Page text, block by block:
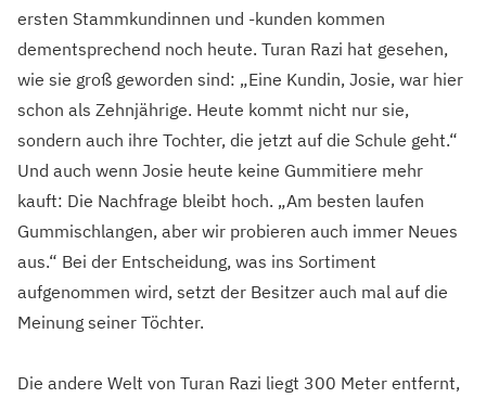
ersten Stammkundinnen und -kunden kommen
dementsprechend noch heute. Turan Razi hat gesehen,
wie sie groß geworden sind: „Eine Kundin, Josie, war hier
schon als Zehnjährige. Heute kommt nicht nur sie,
sondern auch ihre Tochter, die jetzt auf die Schule geht.“
Und auch wenn Josie heute keine Gummitiere mehr
kauft: Die Nachfrage bleibt hoch. „Am besten laufen
Gummischlangen, aber wir probieren auch immer Neues
aus.“ Bei der Entscheidung, was ins Sortiment
aufgenommen wird, setzt der Besitzer auch mal auf die
Meinung seiner Töchter.
Die andere Welt von Turan Razi liegt 300 Meter entfernt,